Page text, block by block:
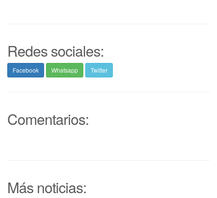
Redes sociales:
Facebook Whatsapp Twitter
Comentarios:
Más noticias: